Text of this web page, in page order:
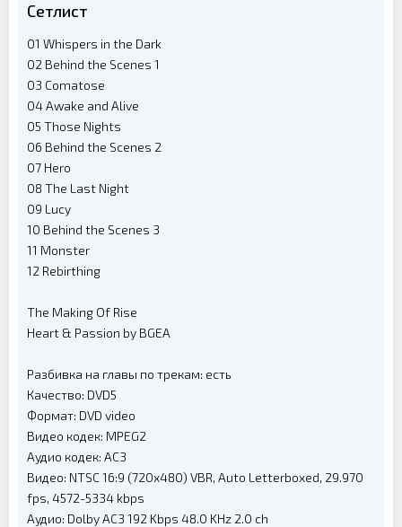
Сетлист
01 Whispers in the Dark
02 Behind the Scenes 1
03 Comatose
04 Awake and Alive
05 Those Nights
06 Behind the Scenes 2
07 Hero
08 The Last Night
09 Lucy
10 Behind the Scenes 3
11 Monster
12 Rebirthing
The Making Of Rise
Heart & Passion by BGEA
Разбивка на главы по трекам: есть
Качество: DVD5
Формат: DVD video
Видео кодек: MPEG2
Аудио кодек: AC3
Видео: NTSC 16:9 (720x480) VBR, Auto Letterboxed, 29.970
fps, 4572-5334 kbps
Аудио: Dolby AC3 192 Kbps 48.0 KHz 2.0 ch